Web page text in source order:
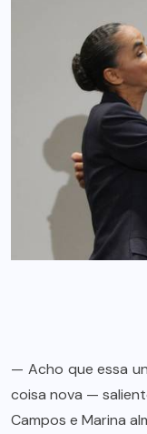
— Acho que essa
coisa nova —
Campos e Marina